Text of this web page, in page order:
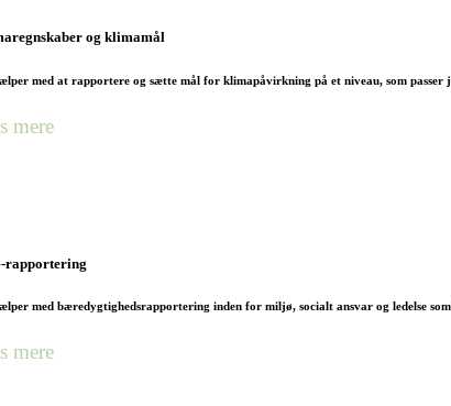
og klimamål
med at rapportere og sætte mål for klimapåvirkning på et niveau, som passer
mere
rapportering
med bæredygtighedsrapportering inden for miljø, socialt ansvar og ledelse
mere